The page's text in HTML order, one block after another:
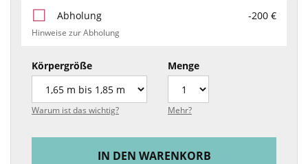
Abholung -200 €
Hinweise zur Abholung
Körpergröße
Warum ist das wichtig?
Menge
Mehr?
IN DEN WARENKORB